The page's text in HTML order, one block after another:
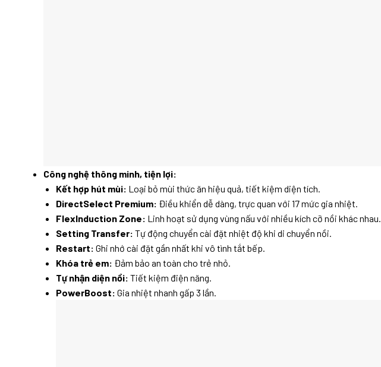
Công nghệ thông minh, tiện lợi:
Kết hợp hút mùi: Loại bỏ mùi thức ăn hiệu quả, tiết kiệm diện tích.
DirectSelect Premium: Điều khiển dễ dàng, trực quan với 17 mức gia nhiệt.
FlexInduction Zone: Linh hoạt sử dụng vùng nấu với nhiều kích cỡ nồi khác nhau.
Setting Transfer: Tự động chuyển cài đặt nhiệt độ khi di chuyển nồi.
Restart: Ghi nhớ cài đặt gần nhất khi vô tình tắt bếp.
Khóa trẻ em: Đảm bảo an toàn cho trẻ nhỏ.
Tự nhận diện nồi: Tiết kiệm điện năng.
PowerBoost: Gia nhiệt nhanh gấp 3 lần.